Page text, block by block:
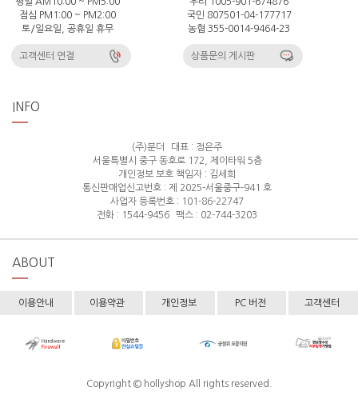
점심 PM1:00 ~ PM2:00
토/일요일, 공휴일 휴무
고객센터 연결
국민 807501-04-177717
농협 355-0014-9464-23
상품문의 게시판
INFO
(주)분더
대표 : 정은주
서울특별시 중구 동호로 172, 제이타워 5층
개인정보 보호 책임자 : 김세희
통신판매업신고번호 : 제 2025-서울중구-941 호
사업자 등록번호 : 101-86-22747
전화 : 1544-9456
팩스 : 02-744-3203
ABOUT
이용안내 이용약관 개인정보 PC 버전 고객센터
Copyright © hollyshop All rights reserved.